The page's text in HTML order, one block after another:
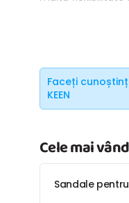
Faceți
KEEN
Cele mai